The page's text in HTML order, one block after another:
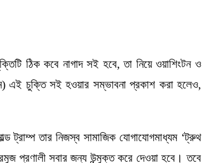
ঠিক কবে নাগাদ সই হবে, তা নিয়ে ওয়াশিংটন ও
এই চুক্তি সই হওয়ার সম্ভাবনা প্রকাশ করা হলেও,
ট্রাম্প তার নিজস্ব সামাজিক যোগাযোগমাধ্যম ‘ট্রুথ
প্রণালী সবার জন্য উন্মুক্ত করে দেওয়া হবে। তবে